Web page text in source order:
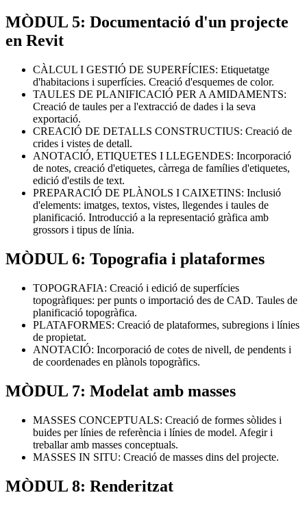
MÒDUL 5: Documentació d'un projecte
en Revit
CÀLCUL I GESTIÓ DE SUPERFÍCIES: Etiquetatge
d'habitacions i superfícies. Creació d'esquemes de color.
TAULES DE PLANIFICACIÓ PER A AMIDAMENTS:
Creació de taules per a l'extracció de dades i la seva
exportació.
CREACIÓ DE DETALLS CONSTRUCTIUS: Creació de
crides i vistes de detall.
ANOTACIÓ, ETIQUETES I LLEGENDES: Incorporació
de notes, creació d'etiquetes, càrrega de famílies d'etiquetes,
edició d'estils de text.
PREPARACIÓ DE PLÀNOLS I CAIXETINS: Inclusió
d'elements: imatges, textos, vistes, llegendes i taules de
planificació. Introducció a la representació gràfica amb
grossors i tipus de línia.
MÒDUL 6: Topografia i plataformes
TOPOGRAFIA: Creació i edició de superfícies
topogràfiques: per punts o importació des de CAD. Taules de
planificació topogràfica.
PLATAFORMES: Creació de plataformes, subregions i línies
de propietat.
ANOTACIÓ: Incorporació de cotes de nivell, de pendents i
de coordenades en plànols topogràfics.
MÒDUL 7: Modelat amb masses
MASSES CONCEPTUALS: Creació de formes sòlides i
buides per línies de referència i línies de model. Afegir i
treballar amb masses conceptuals.
MASSES IN SITU: Creació de masses dins del projecte.
MÒDUL 8: Renderitzat